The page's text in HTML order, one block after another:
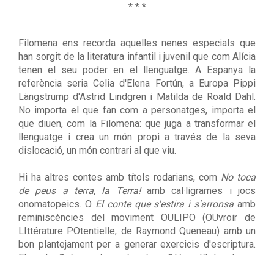
* * *
Filomena ens recorda aquelles nenes especials que
han sorgit de la literatura infantil i juvenil que com Alícia
tenen el seu poder en el llenguatge. A Espanya la
referència seria Celia d'Elena Fortún, a Europa Pippi
Längstrump d'Astrid Lindgren i Matilda de Roald Dahl.
No importa el que fan com a personatges, importa el
que diuen, com la Filomena: que juga a transformar el
llenguatge i crea un món propi a través de la seva
dislocació, un món contrari al que viu.
Hi ha altres contes amb títols rodarians, com No toca
de peus a terra, la Terra!amb cal·ligrames i jocs
onomatopeics. O El conte que s'estira i s'arronsa amb
reminiscències del moviment OULIPO (OUvroir de
LIttérature POtentielle, de Raymond Queneau) amb un
bon plantejament per a generar exercicis d'escriptura.